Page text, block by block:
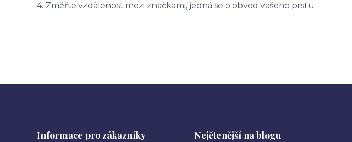
4. Změřte vzdálenost mezi značkami, jedná se o obvod vašeho prstu
Informace pro zákazníky Nejčtenější na blogu